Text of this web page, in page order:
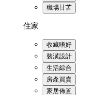
職場甘苦
住家
收藏嗜好
裝潢設計
生活綜合
房產買賣
家居佈置